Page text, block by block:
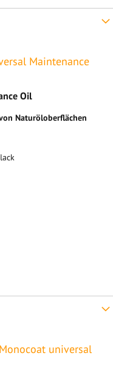
Maintenance
Oil
Naturöloberflächen
universal